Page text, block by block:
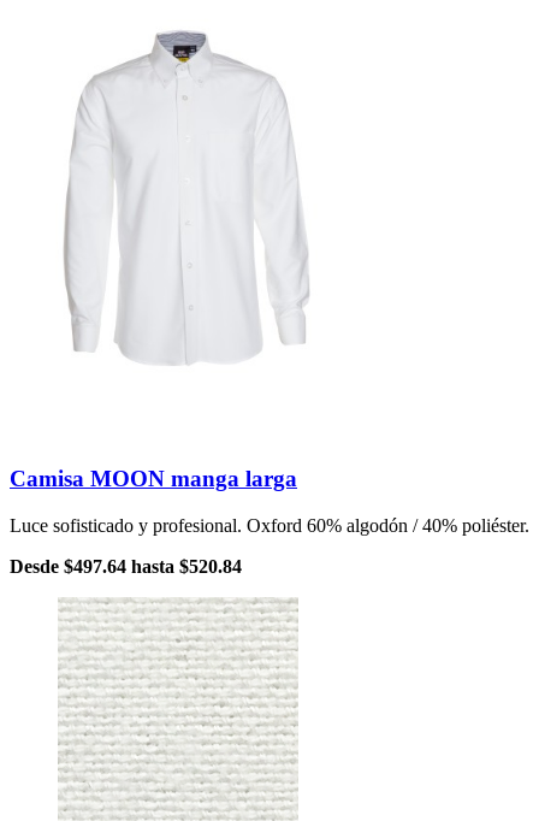
Camisa MOON manga larga
Luce sofisticado y profesional. Oxford 60% algodón / 40% poliéster.
Desde $497.64 hasta $520.84